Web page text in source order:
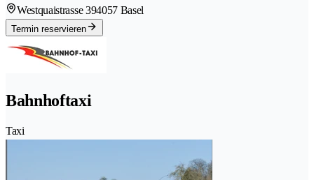
Westquaistrasse 394057 Basel
Termin reservieren
Bahnhoftaxi
Taxi